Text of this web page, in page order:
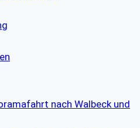
nach Walbeck und